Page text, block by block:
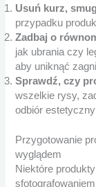
Usuń kurz,
przypadku
Zadbaj o
jak ubrania czy
aby uniknąć
Sprawdź, czy
wszelkie rysy,
odbiór
Przygotowanie
wyglądem
Niektóre